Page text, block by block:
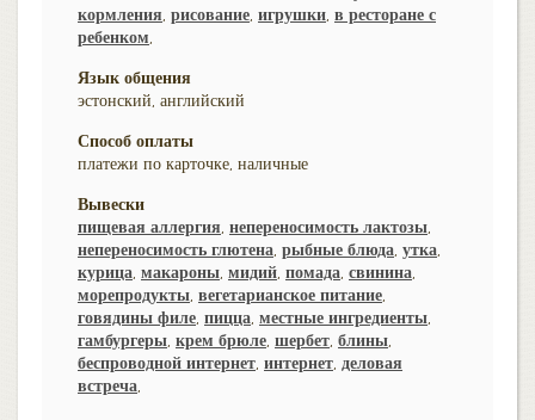
кормления, рисование, игрушки, в ресторане с
ребенком,
Язык общения
эстонский, английский
Способ оплаты
платежи по карточке, наличные
Вывески
пищевая аллергия, непереносимость лактозы,
непереносимость глютена, рыбные блюда, утка,
курица, макароны, мидий, помада, свинина,
морепродукты, вегетарианское питание,
говядины филе, пицца, местные ингредиенты,
гамбургеры, крем брюле, шербет, блины,
беспроводной интернет, интернет, деловая
встреча,